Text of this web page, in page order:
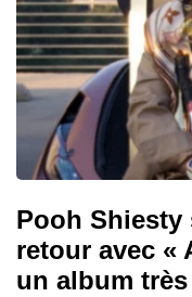
Pooh Shiesty
retour avec «
un album